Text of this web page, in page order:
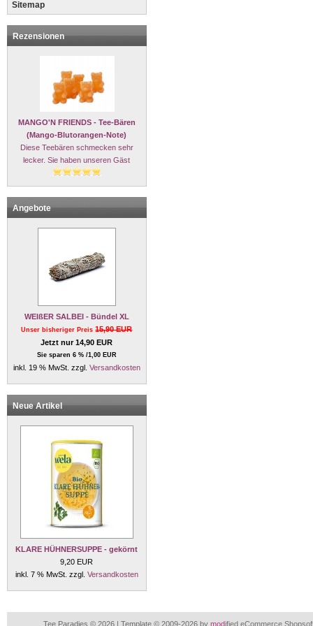
Sitemap
Rezensionen
MANGO'N FRIENDS - Tee-Bären
(Mango-Blutorangen-Note)
Diese Teebären schmecken sehr
lecker. Sie haben unseren Gäst
Angebote
WEIßER SALBEI - Bündel XL
Unser bisheriger Preis15,90 EUR
Jetzt nur 14,90 EUR
Sie sparen 6 % /1,00 EUR
inkl. 19 % MwSt. zzgl. Versandkosten
Neue Artikel
KLARE HÜHNERSUPPE - gekörnt
9,20 EUR
inkl. 7 % MwSt. zzgl. Versandkosten
Tee Paradies © 2026 | Template © 2009-2026 by modified eCommerce